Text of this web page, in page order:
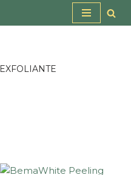
EXFOLIANTE